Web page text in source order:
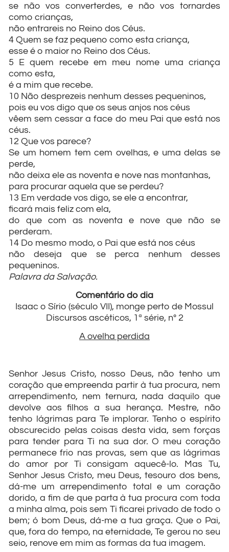
se não vos converterdes, e não vos tornardes
como crianças,
não entrareis no Reino dos Céus.
4 Quem se faz pequeno como esta criança,
esse é o maior no Reino dos Céus.
5 E quem recebe em meu nome uma criança
como esta,
é a mim que recebe.
10 Não desprezeis nenhum desses pequeninos,
pois eu vos digo que os seus anjos nos céus
vêem sem cessar a face do meu Pai que está nos
céus.
12 Que vos parece?
Se um homem tem cem ovelhas, e uma delas se
perde,
não deixa ele as noventa e nove nas montanhas,
para procurar aquela que se perdeu?
13 Em verdade vos digo, se ele a encontrar,
ficará mais feliz com ela,
do que com as noventa e nove que não se
perderam.
14 Do mesmo modo, o Pai que está nos céus
não deseja que se perca nenhum desses
pequeninos.
Palavra da Salvação.
Comentário do dia
Isaac o Sírio (século VII), monge perto de Mossul
Discursos ascéticos, 1ª série, nº 2
A ovelha perdida
Senhor Jesus Cristo, nosso Deus, não tenho um
coração que empreenda partir à tua procura, nem
arrependimento, nem ternura, nada daquilo que
devolve aos filhos a sua herança. Mestre, não
tenho lágrimas para Te implorar. Tenho o espírito
obscurecido pelas coisas desta vida, sem forças
para tender para Ti na sua dor. O meu coração
permanece frio nas provas, sem que as lágrimas
do amor por Ti consigam aquecê-lo. Mas Tu,
Senhor Jesus Cristo, meu Deus, tesouro dos bens,
dá-me um arrependimento total e um coração
dorido, a fim de que parta à tua procura com toda
a minha alma, pois sem Ti ficarei privado de todo o
bem; ó bom Deus, dá-me a tua graça. Que o Pai,
que, fora do tempo, na eternidade, Te gerou no seu
seio, renove em mim as formas da tua imagem.